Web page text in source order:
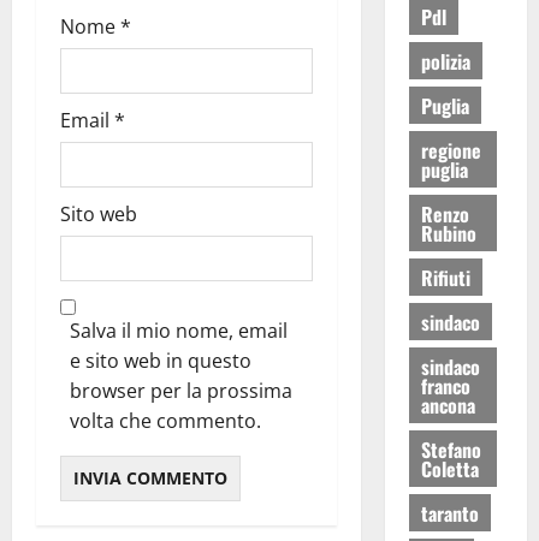
Nome*
Email *
Sito web
Salva il mio nome, email
e sito web in questo
browser per la prossima
volta che commento.
Pdl
polizia
Puglia
regione
puglia
Renzo
Rubino
Rifiuti
sindaco
sindaco
franco
ancona
Stefano
Coletta
taranto